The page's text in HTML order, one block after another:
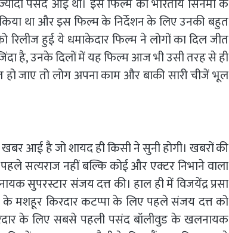
था और इस फिल्म के निर्देशन के लिए उनकी बहुत
रिलीज हुई ये धमाकेदार फिल्म ने लोगों का दिल जीत
है, उनके दिलों में यह फिल्म आज भी उसी तरह से ही
हो जाए तो लोग अपना काम और बाकी सारी चीजें भूल
आई है जो शायद ही किसी ने सुनी होगी। खबरों की
सत्यराज नहीं बल्कि कोई और एक्टर निभाने वाला
सुपरस्टार संजय दत्त की। हाल ही में विजयेंद्र प्रसा
मशहूर किरदार कटप्पा के लिए पहले संजय दत्त को
के लिए सबसे पहली पसंद बॉलीवुड के खलनायक